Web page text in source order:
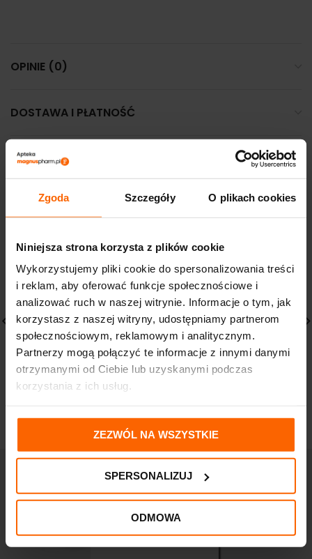
Zgoda Szczegóły O plikach cookies
Niniejsza strona korzysta z plików cookie
Wykorzystujemy pliki cookie do spersonalizowania treści
i reklam, aby oferować funkcje społecznościowe i
analizować ruch w naszej witrynie. Informacje o tym, jak
korzystasz z naszej witryny, udostępniamy partnerom
społecznościowym, reklamowym i analitycznym.
Partnerzy mogą połączyć te informacje z innymi danymi
otrzymanymi od Ciebie lub uzyskanymi podczas
korzystania z ich usług.
ZEZWÓL NA WSZYSTKIE
SPERSONALIZUJ
ODMOWA
OPINIE (0)
DOSTAWA I PŁATNOŚĆ
PODOBNE PRODUKTY
LA ROCHE LIPIKAR
SYNDET AP+KREM atopia
skóry twarzy i ciała 200
VICHY DERCOS SZAMPON
PRZECIWŁUPIEŻOWY